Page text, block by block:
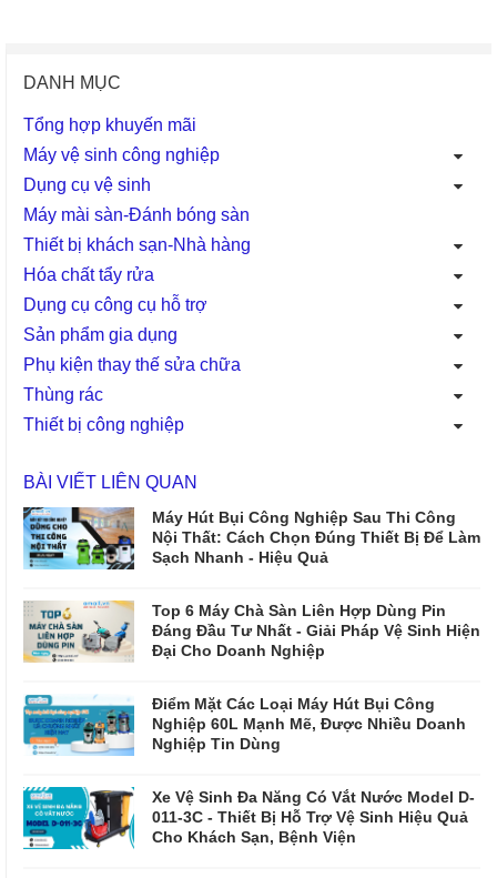
DANH MỤC
Tổng hợp khuyến mãi
Máy vệ sinh công nghiệp
Dụng cụ vệ sinh
Máy mài sàn-Đánh bóng sàn
Thiết bị khách sạn-Nhà hàng
Hóa chất tẩy rửa
Dụng cụ công cụ hỗ trợ
Sản phẩm gia dụng
Phụ kiện thay thế sửa chữa
Thùng rác
Thiết bị công nghiệp
BÀI VIẾT LIÊN QUAN
Máy Hút Bụi Công Nghiệp Sau Thi Công
Nội Thất: Cách Chọn Đúng Thiết Bị Để Làm
Sạch Nhanh - Hiệu Quả
Top 6 Máy Chà Sàn Liên Hợp Dùng Pin
Đáng Đầu Tư Nhất - Giải Pháp Vệ Sinh Hiện
Đại Cho Doanh Nghiệp
Điểm Mặt Các Loại Máy Hút Bụi Công
Nghiệp 60L Mạnh Mẽ, Được Nhiều Doanh
Nghiệp Tin Dùng
Xe Vệ Sinh Đa Năng Có Vắt Nước Model D-
011-3C - Thiết Bị Hỗ Trợ Vệ Sinh Hiệu Quả
Cho Khách Sạn, Bệnh Viện